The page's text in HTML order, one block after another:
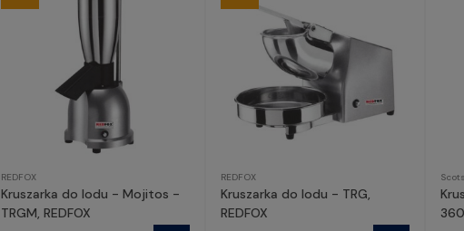
REDFOX
Kruszarka do lodu - Mojitos -
TRGM, REDFOX
REDFOX
Kruszarka do lodu - TRG,
REDFOX